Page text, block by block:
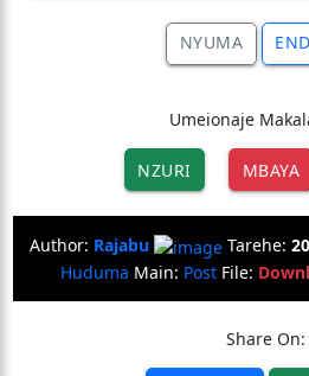
NYUMA
Umeionaje
NZURI MBAYA
Author: Rajabu Tarehe:
Huduma Main: Post File:
Share On: